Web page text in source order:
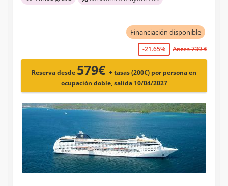
Financiación disponible
-21.65% Antes 739 €
Reserva desde 579€ + tasas (200€) por persona en
ocupación doble, salida 10/04/2027